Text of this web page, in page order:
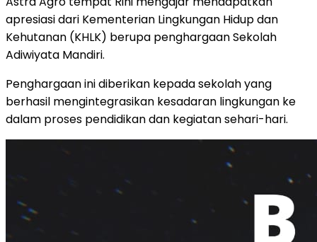
apresiasi dari Kementerian Lingkungan Hidup dan
Kehutanan (KHLK) berupa penghargaan Sekolah
Adiwiyata Mandiri.
Penghargaan ini diberikan kepada sekolah yang
berhasil mengintegrasikan kesadaran lingkungan ke
dalam proses pendidikan dan kegiatan sehari-hari.